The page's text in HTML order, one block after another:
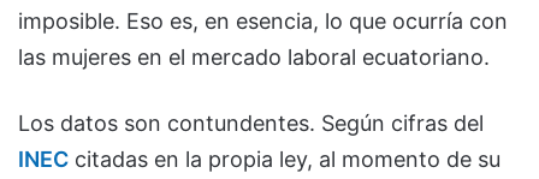
imposible. Eso es, en esencia, lo que ocurría con
las mujeres en el mercado laboral ecuatoriano.
Los datos son contundentes. Según cifras del
INEC citadas en la propia ley, al momento de su